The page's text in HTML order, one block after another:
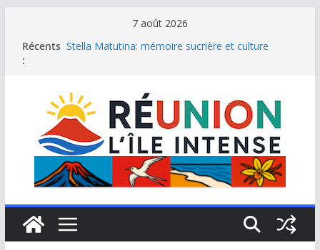
contenu
7 août 2026
Récents
:
Stella Matutina: mémoire sucrière et culture
Une journée de détente à l’Hôtel Iloha à Saint Leu
Le samoussa de La Réunion, emblème de l’île
intense
Le Musée du sel de Saint Leu: site culturel à
découvrir